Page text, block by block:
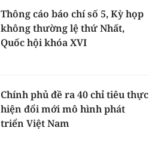
Thông cáo báo chí số 5, Kỳ họp
không thường lệ thứ Nhất,
Quốc hội khóa XVI
Chính phủ đề ra 40 chỉ tiêu thực
hiện đổi mới mô hình phát
triển Việt Nam